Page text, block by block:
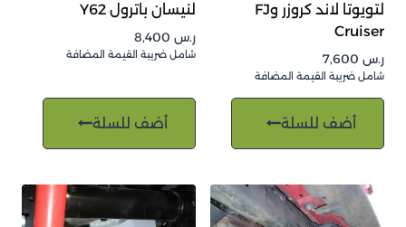
لتويوتا لاند كروزر وFJ
Cruiser
ر.س
شامل ضريبة القيمة المضافة
أضف للسلة
لنيسان باترول Y62
ر.س
شامل ضريبة القيمة المضافة
أضف للسلة